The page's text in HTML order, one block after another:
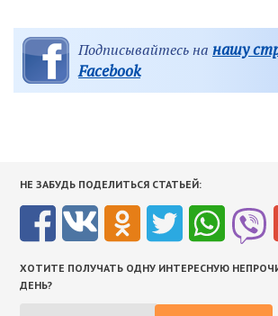
Подписывайтесь на нашу
Facebook
НЕ ЗАБУДЬ ПОДЕЛИТЬСЯ СТАТЬЕЙ:
ХОТИТЕ ПОЛУЧАТЬ ОДНУ ИНТЕРЕСНУЮ
ДЕНЬ?